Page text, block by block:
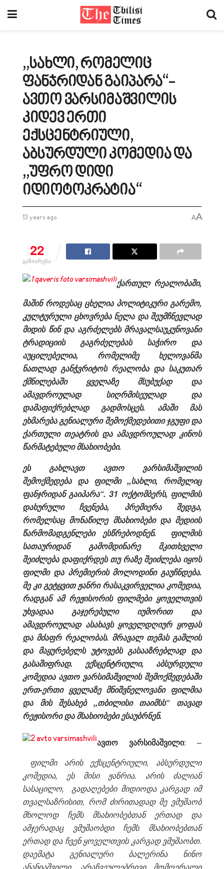
,,სახლი, რომელიც
ფანჯრიდან გაიპარა“-
ავთო ვარსიმაშვილის
კიდევ ერთი
ექსცენტრიული,
აბსურდული კომედია და
,,უფრო დიდი
იდიოტოკრატია“
13 years ago AA
22
გაზიარება
ქართულ რეალობაში,
მაშინ როდესაც ცხელია პოლიტიკური გარემო,
კულტურული ცხოვრება ნელა და შეუმჩნევლად
მიდის წინ და აგრძელებს მრავალსაუკუნოვანი
ტრადიციის გაგრძელებას საჭირო და
აუცილებელია, რომელიმე ხელოვანმა
ნათლად განჭვრიტოს რეალობა და საკუთარ
ქმნილებაში ყველაზე მსუბუქად და
ამავდროულად სიღრმისეულად და
დამაფიქრებლად გადმოსცეს. ამაში მას
ეხმარება გენიალური შემოქმედებითი ჯგუფი და
ქართული თეატრის და ამავდროულად კინოს
წარმატებული მსახიობები.
ეს გახლავთ ავთო ვარსიმაშვილის
შემოქმედება და ფილმი ,,სახლი, რომელიც
ფანჯრიდან გაიპარა“. 31 ოქტომბერს, ფილმის
დახურული ჩვენება, პრემიერა შედგა,
რომელსაც მონაწილე მსახიობები და მედიის
წარმომადგენლები ესწრებოდნენ. ფილმის
სათაურიდან გამომდინარე მკითხველი
შეიძლება დაფიქრდეს თუ რაზე შეიძლება იყოს
ფილმი და პრემიერის მოლოდინი გაუჩნდება.
მე კი გეტყვით ჟანრი რასაკვირველია კომედია,
რადგან ამ რეჟისორის ფილმები ყოველთვის
უხვადაა გაჯერებული იუმორით და
ამავდროულად ასახავს ყოველდღიურ ყოფას
და მძაფრ რეალობას. მრავალ თემას გაშლის
და მაყურებელს უტოვებს გასააზრებლად და
გასაშიფრად. ექსცენტრიული, აბსურდული
კომედია ავთო ვარსიმაშვილის შემოქმედებაში
ერთ-ერთი ყველაზე მნიშვნელოვანი ფილმია
და მის შესახებ ,,თბილისი თაიმსს“ თავად
რეჟისორი და მსახიობები ესაუბრნენ.
ავთო ვარსიმაშვილი: –
ფილმი არის ექსცენტრიული, აბსურდული
კომედია, ეს მისი ჟანრია. არის ძალიან
სასაცილო, გადაღებები მიდიოდა კარგად იმ
თვალსაზრისით, რომ ძირითადად მე ვმუშაობ
მხოლოდ ჩემს მსახიობებთან ერთად და
ამჯერადაც ვმუშაობდი ჩემს მსახიობებთან
ერთად და ჩვენ ყოველთვის კარგად ვმუშაობთ.
დაემატა გენიალური ბალერინა ნინო
ანანიაშვილი, არაჩვეულებრივი მომღერალი